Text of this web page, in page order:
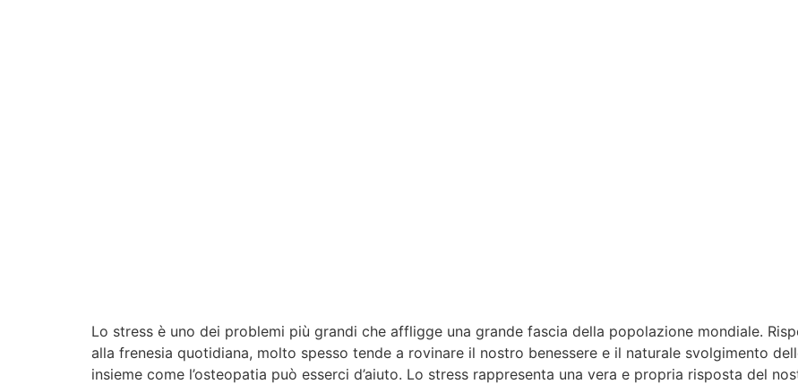
Lo stress è uno dei problemi più grandi che affligge una grande fascia della popolazione mondiale.
alla frenesia quotidiana, molto spesso tende a rovinare il nostro benessere e il naturale svolgimento
insieme come l’osteopatia può esserci d’aiuto. Lo stress rappresenta una vera e propria risposta del